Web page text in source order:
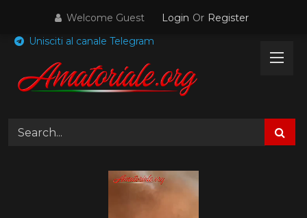
content
Welcome Guest Login Or Register
Unisciti al canale Telegram